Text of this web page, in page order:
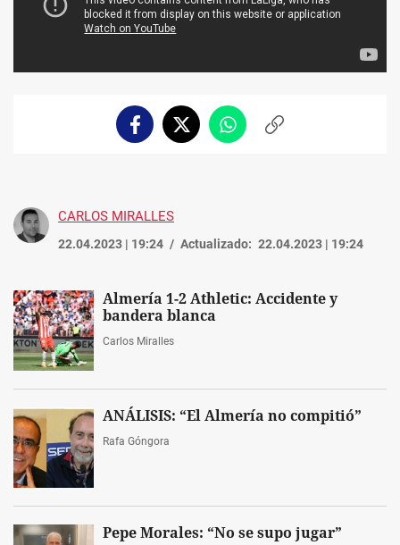
FacebookTwitterWhatsappCopiar
CARLOS MIRALLES
22.04.2023 | 19:24 Actualizado: 22.04.2023 | 19:24
Almería 1-2 Athletic: Accidente y
bandera blanca
Carlos Miralles
ANÁLISIS: “El Almería no compitió”
Rafa Góngora
Pepe Morales: “No se supo jugar”